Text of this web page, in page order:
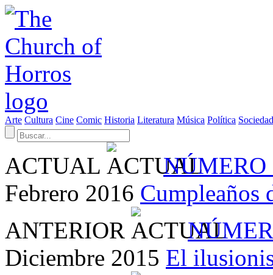
Arte Cultura Cine Comic Historia Literatura Música Política Sociedad
ACTUAL
NÚMERO
Febrero 2016 Cumpleaños
ANTERIOR
Diciembre 2015 El